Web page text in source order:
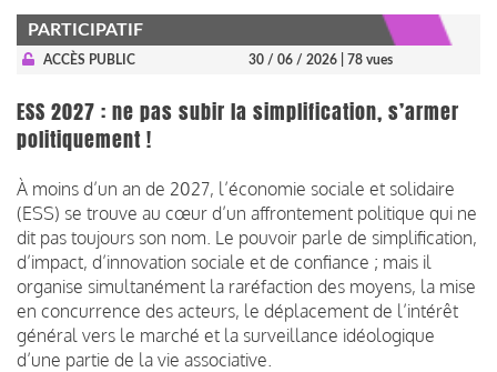
PARTICIPATIF
ACCÈS PUBLIC 30 / 06 / 2026 | 78 vues
ESS 2027 : ne pas subir la simplification, s’armer
politiquement !
À moins d’un an de 2027, l’économie sociale et solidaire
(ESS) se trouve au cœur d’un affrontement politique qui ne
dit pas toujours son nom. Le pouvoir parle de simplification,
d’impact, d’innovation sociale et de confiance ; mais il
organise simultanément la raréfaction des moyens, la mise
en concurrence des acteurs, le déplacement de l’intérêt
général vers le marché et la surveillance idéologique
d’une partie de la vie associative.